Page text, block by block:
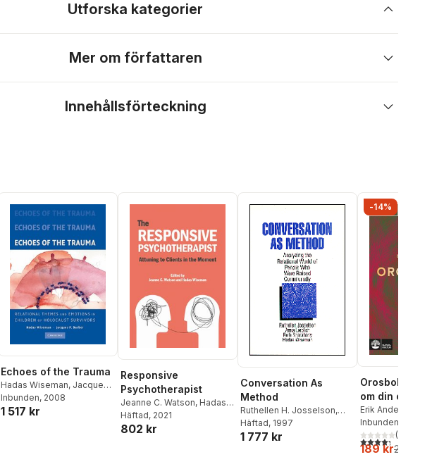
Utforska kategorier
Mer om författaren
Innehållsförteckning
Echoes of the Trauma
Hadas Wiseman, Jacques
P. Barber
Inbunden, 2008
1 517 kr
Responsive
Psychotherapist
Jeanne C. Watson, Hadas
Wiseman
Häftad, 2021
802 kr
Conversation As
Method
Ruthellen H. Josselson,
Amia Lieblich
Sharabany
Häftad, 1997
1 777 kr
-14%
Orosboken :
om din oro i
Erik Andersson
Wahlund
Inbunden
4,3utav 5(
189 kr219 kr